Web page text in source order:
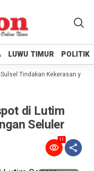
LUWU TIMUR POLITIK
LUWU TIMUR POLITIK
Tindakan Kekerasan
di Lutim
Seluler
11